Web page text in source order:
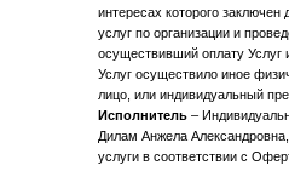
интересах которого заключен
услуг по организации и
осуществивший оплату Услуг
Услуг осуществило иное
лицо, или индивидуальный
Исполнитель –
Дилам Анжела
услуги в соответствии с